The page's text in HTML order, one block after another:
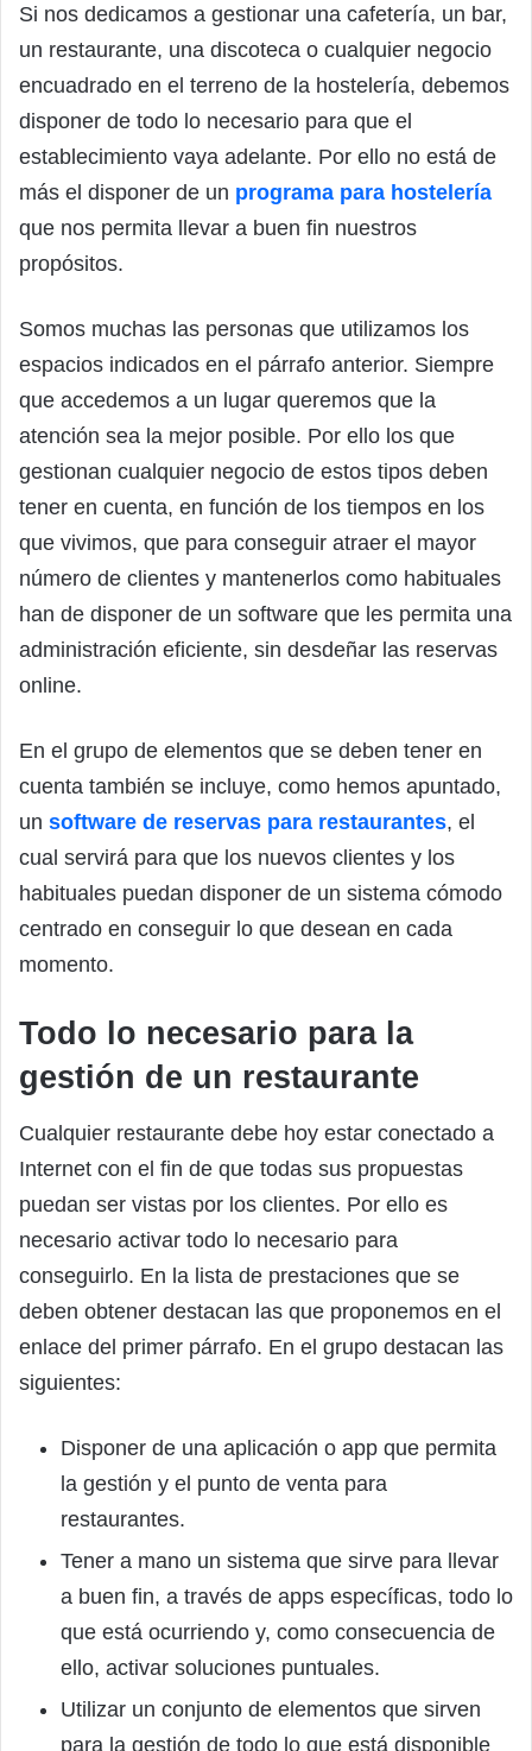
Si nos dedicamos a gestionar una cafetería, un bar,
un restaurante, una discoteca o cualquier negocio
encuadrado en el terreno de la hostelería, debemos
disponer de todo lo necesario para que el
establecimiento vaya adelante. Por ello no está de
más el disponer de un programa para hostelería
que nos permita llevar a buen fin nuestros
propósitos.
Somos muchas las personas que utilizamos los
espacios indicados en el párrafo anterior. Siempre
que accedemos a un lugar queremos que la
atención sea la mejor posible. Por ello los que
gestionan cualquier negocio de estos tipos deben
tener en cuenta, en función de los tiempos en los
que vivimos, que para conseguir atraer el mayor
número de clientes y mantenerlos como habituales
han de disponer de un software que les permita una
administración eficiente, sin desdeñar las reservas
online.
En el grupo de elementos que se deben tener en
cuenta también se incluye, como hemos apuntado,
un software de reservas para restaurantes, el
cual servirá para que los nuevos clientes y los
habituales puedan disponer de un sistema cómodo
centrado en conseguir lo que desean en cada
momento.
Todo lo necesario para la
gestión de un restaurante
Cualquier restaurante debe hoy estar conectado a
Internet con el fin de que todas sus propuestas
puedan ser vistas por los clientes. Por ello es
necesario activar todo lo necesario para
conseguirlo. En la lista de prestaciones que se
deben obtener destacan las que proponemos en el
enlace del primer párrafo. En el grupo destacan las
siguientes:
Disponer de una aplicación o app que permita
la gestión y el punto de venta para
restaurantes.
Tener a mano un sistema que sirve para llevar
a buen fin, a través de apps específicas, todo lo
que está ocurriendo y, como consecuencia de
ello, activar soluciones puntuales.
Utilizar un conjunto de elementos que sirven
para la gestión de todo lo que está disponible